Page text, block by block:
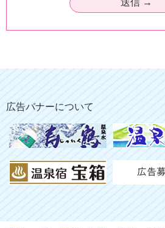
広告バナーについて